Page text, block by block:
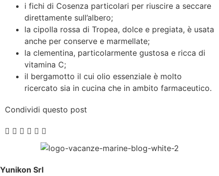
i fichi di Cosenza particolari per riuscire a seccare
direttamente sull’albero;
la cipolla rossa di Tropea, dolce e pregiata, è usata
anche per conserve e marmellate;
la clementina, particolarmente gustosa e ricca di
vitamina C;
il bergamotto il cui olio essenziale è molto
ricercato sia in cucina che in ambito farmaceutico.
Condividi questo post
Yunikon Srl